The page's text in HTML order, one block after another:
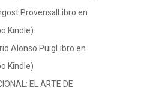
ProvensalLibro en
Kindle)
Alonso PuigLibro en
Kindle)
EL ARTE DE